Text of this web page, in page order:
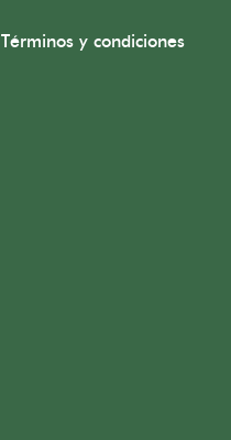
Términos y condiciones